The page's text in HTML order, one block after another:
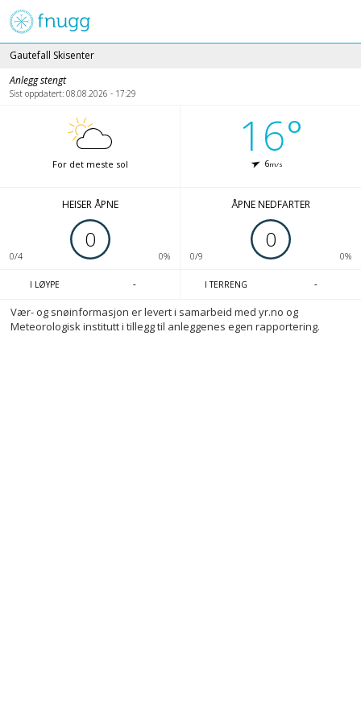
Fnugg
Gautefall Skisenter
Anlegg stengt
Sist oppdatert: 08.08.2026 - 17:29
For det meste sol
16°
6m/s
HEISER ÅPNE
0
0/4 0%
ÅPNE NEDFARTER
0
0/9 0%
I LØYPE - I TERRENG -
Vær- og snøinformasjon er levert i samarbeid med yr.no og
Meteorologisk institutt i tillegg til anleggenes egen rapportering.